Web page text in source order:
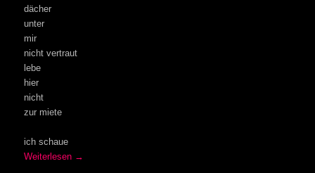
dächer
unter
mir
nicht vertraut
lebe
hier
nicht
zur miete
ich schaue
Weiterlesen →